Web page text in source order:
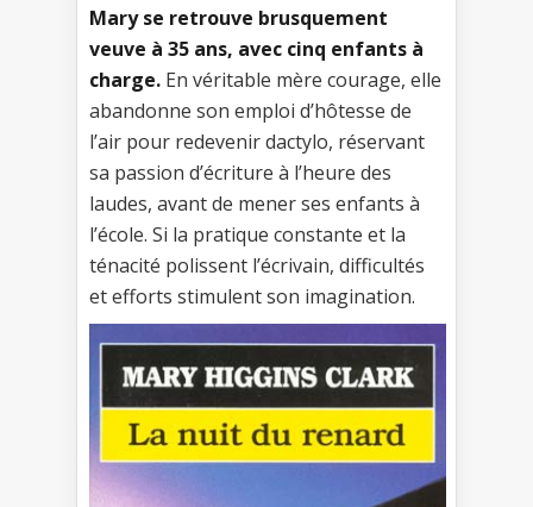
Mary se retrouve brusquement
veuve à 35 ans, avec cinq enfants à
charge. En véritable mère courage, elle
abandonne son emploi d’hôtesse de
l’air pour redevenir dactylo, réservant
sa passion d’écriture à l’heure des
laudes, avant de mener ses enfants à
l’école. Si la pratique constante et la
ténacité polissent l’écrivain, difficultés
et efforts stimulent son imagination.